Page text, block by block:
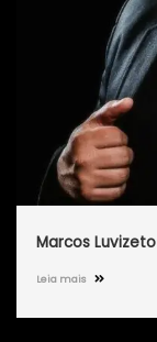
Marcos Luvizeto
Leia mais